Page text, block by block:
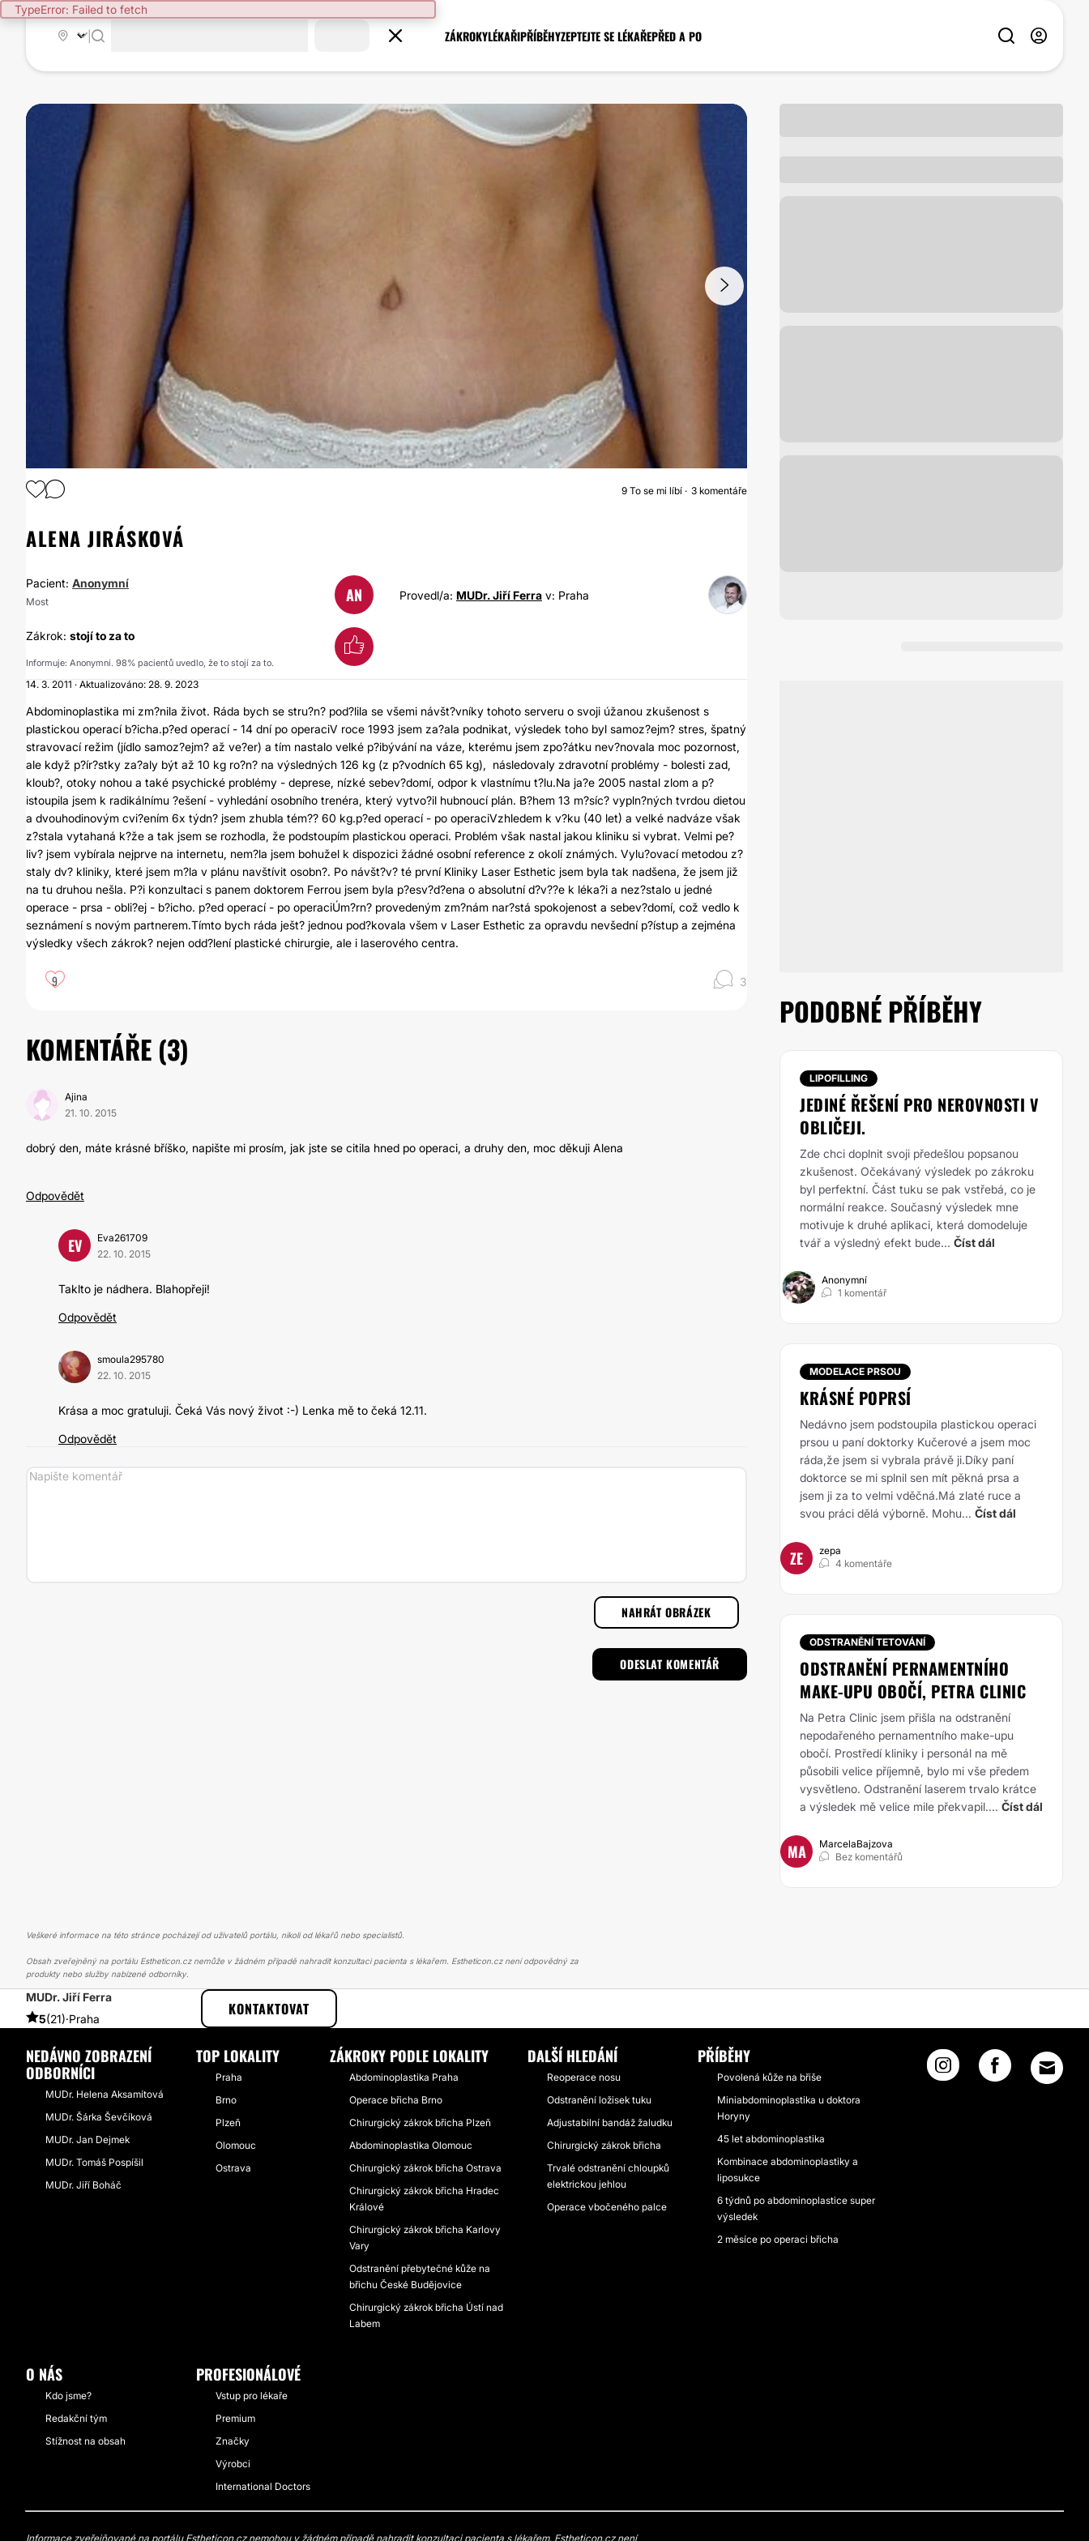
TypeError: Failed to fetch
ZÁKROKYLÉKAŘIPŘÍBĚHYZEPTEJTE SE LÉKAŘEPŘED A PO
ABDOMINOPLASTIKA
9 To se mi líbí 3 komentáře
ALENA JIRÁSKOVÁ
Pacient: Anonymní
Most AN Provedl/a: MUDr. Jiří Ferra v: Praha
Zákrok: stojí to za to
Informuje: Anonymní. 98% pacientů uvedlo, že to stojí za to.
14. 3. 2011 · Aktualizováno: 28. 9. 2023
Abdominoplastika mi zm?nila život. Ráda bych se stru?n? pod?lila se všemi návšt?vníky tohoto serveru o svoji úžanou zkušenost s
plastickou operací b?icha.p?ed operací - 14 dní po operaciV roce 1993 jsem za?ala podnikat, výsledek toho byl samoz?ejm? stres, špatný
stravovací režim (jídlo samoz?ejm? až ve?er) a tím nastalo velké p?ibývání na váze, kterému jsem zpo?átku nev?novala moc pozornost,
ale když p?ír?stky za?aly být až 10 kg ro?n? na výsledných 126 kg (z p?vodních 65 kg), následovaly zdravotní problémy - bolesti zad,
kloub?, otoky nohou a také psychické problémy - deprese, nízké sebev?domí, odpor k vlastnímu t?lu.Na ja?e 2005 nastal zlom a p?
istoupila jsem k radikálnímu ?ešení - vyhledání osobního trenéra, který vytvo?il hubnoucí plán. B?hem 13 m?síc? vypln?ných tvrdou dietou
a dvouhodinovým cvi?ením 6x týdn? jsem zhubla tém?? 60 kg.p?ed operací - po operaciVzhledem k v?ku (40 let) a velké nadváze však
z?stala vytahaná k?že a tak jsem se rozhodla, že podstoupím plastickou operaci. Problém však nastal jakou kliniku si vybrat. Velmi pe?
liv? jsem vybírala nejprve na internetu, nem?la jsem bohužel k dispozici žádné osobní reference z okolí známých. Vylu?ovací metodou z?
staly dv? kliniky, které jsem m?la v plánu navštívit osobn?. Po návšt?v? té první Kliniky Laser Esthetic jsem byla tak nadšena, že jsem již
na tu druhou nešla. P?i konzultaci s panem doktorem Ferrou jsem byla p?esv?d?ena o absolutní d?v??e k léka?i a nez?stalo u jedné
operace - prsa - obli?ej - b?icho. p?ed operací - po operaciÚm?rn? provedeným zm?nám nar?stá spokojenost a sebev?domí, což vedlo k
seznámení s novým partnerem.Tímto bych ráda ješt? jednou pod?kovala všem v Laser Esthetic za opravdu nevšední p?ístup a zejména
výsledky všech zákrok? nejen odd?lení plastické chirurgie, ale i laserového centra.
9 3
KOMENTÁŘE (3)
Ajina
21. 10. 2015
dobrý den, máte krásné bříško, napište mi prosím, jak jste se citila hned po operaci, a druhy den, moc děkuji Alena
Odpovědět
EV
Eva261709
22. 10. 2015
Taklto je nádhera. Blahopřeji!
Odpovědět
smoula295780
22. 10. 2015
Krása a moc gratuluji. Čeká Vás nový život :-) Lenka mě to čeká 12.11.
Odpovědět
NAHRÁT OBRÁZEK
PODOBNÉ PŘÍBĚHY
LIPOFILLING
JEDINÉ ŘEŠENÍ PRO NEROVNOSTI V
OBLIČEJI.
Zde chci doplnit svoji předešlou popsanou
zkušenost. Očekávaný výsledek po zákroku
byl perfektní. Část tuku se pak vstřebá, co je
normální reakce. Současný výsledek mne
motivuje k druhé aplikaci, která domodeluje
tvář a výsledný efekt bude... Číst dál
Anonymní
1 komentář
MODELACE PRSOU
KRÁSNÉ POPRSÍ
Nedávno jsem podstoupila plastickou operaci
prsou u paní doktorky Kučerové a jsem moc
ráda,že jsem si vybrala právě ji.Díky paní
doktorce se mi splnil sen mít pěkná prsa a
jsem ji za to velmi vděčná.Má zlaté ruce a
svou práci dělá výborně. Mohu... Číst dál
ZE
zepa
4 komentáře
ODSTRANĚNÍ TETOVÁNÍ
ODSTRANĚNÍ PERNAMENTNÍHO
MAKE-UPU OBOČÍ, PETRA CLINIC
Na Petra Clinic jsem přišla na odstranění
nepodařeného pernamentního make-upu
obočí. Prostředí kliniky i personál na mě
působili velice příjemně, bylo mi vše předem
vysvětleno. Odstranění laserem trvalo krátce
a výsledek mě velice mile překvapil.... Číst dál
MA
MarcelaBajzova
Bez komentářů
Veškeré informace na této stránce pocházejí od uživatelů portálu, nikoli od lékařů nebo specialistů.
Obsah zveřejněný na portálu Estheticon.cz nemůže v žádném případě nahradit konzultaci pacienta s lékařem. Estheticon.cz není odpovědný za
produkty nebo služby nabízené odborníky.
MUDr. Jiří Ferra
5(21)·Praha
KONTAKTOVAT
ESTHETICON PŘÍBĚHY PŘÍBĚHY TÝKAJÍCÍ SE ZÁKROKU ABDOMINOPLASTIKA
NEDÁVNO ZOBRAZENÍ
ODBORNÍCI
MUDr. Helena Aksamítová
MUDr. Šárka Ševčíková
MUDr. Jan Dejmek
MUDr. Tomáš Pospíšil
MUDr. Jiří Boháč
TOP LOKALITY
Praha
Brno
Plzeň
Olomouc
Ostrava
ZÁKROKY PODLE LOKALITY
Abdominoplastika Praha
Operace břicha Brno
Chirurgický zákrok břicha Plzeň
Abdominoplastika Olomouc
Chirurgický zákrok břicha Ostrava
Chirurgický zákrok břicha Hradec
Králové
Chirurgický zákrok břicha Karlovy
Vary
Odstranění přebytečné kůže na
břichu České Budějovice
Chirurgický zákrok břicha Ústí nad
Labem
DALŠÍ HLEDÁNÍ
Reoperace nosu
Odstranění ložisek tuku
Adjustabilní bandáž žaludku
Chirurgický zákrok břicha
Trvalé odstranění chloupků
elektrickou jehlou
Operace vbočeného palce
PŘÍBĚHY
Povolená kůže na břiše
Miniabdominoplastika u doktora
Horyny
45 let abdominoplastika
Kombinace abdominoplastiky a
liposukce
6 týdnů po abdominoplastice super
výsledek
2 měsíce po operaci břicha
O NÁS
Kdo jsme?
Redakční tým
Stížnost na obsah
PROFESIONÁLOVÉ
Vstup pro lékaře
Premium
Značky
Výrobci
International Doctors
Informace zveřejňované na portálu Estheticon.cz nemohou v žádném případě nahradit konzultaci pacienta s lékařem. Estheticon.cz není